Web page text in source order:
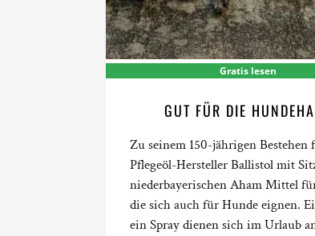
Gratis lesen
GUT FÜR DIE
Zu seinem 150-jährigen Bestehen
Pflegeöl-Hersteller Ballistol mit
niederbayerischen Aham Mittel
die sich auch für Hunde eignen.
ein Spray dienen sich im Urlaub